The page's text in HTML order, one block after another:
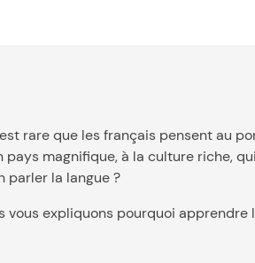
rare que les français pensent au
pays magnifique, à la culture riche,
parler la langue ?
vous expliquons pourquoi